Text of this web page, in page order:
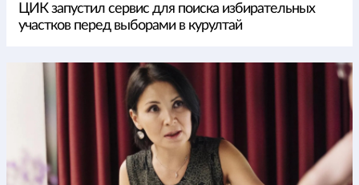
ЦИК запустил сервис для поиска избирательных
участков перед выборами в курултай